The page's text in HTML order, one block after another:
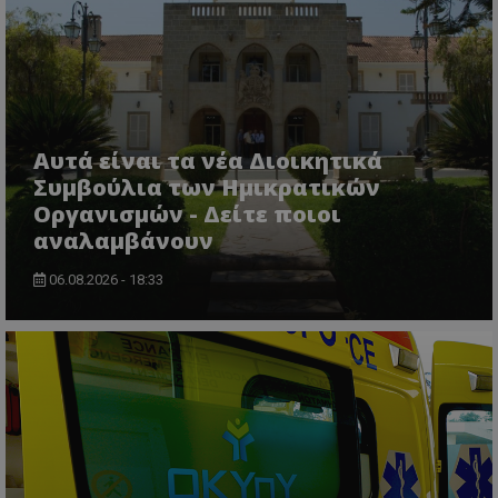
Αυτά είναι τα νέα Διοικητικά
Συμβούλια των Ημικρατικών
Οργανισμών - Δείτε ποιοι
αναλαμβάνουν
06.08.2026 - 18:33
VISITOR_PRIVACY_METADATA
YouTube
.youtube.com